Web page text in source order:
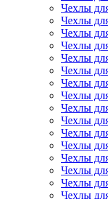
Чехлы
Чехлы
Чехлы
Чехлы
Чехлы
Чехлы
Чехлы
Чехлы
Чехлы
Чехлы
Чехлы
Чехлы
Чехлы
Чехлы
Чехлы
Чехлы